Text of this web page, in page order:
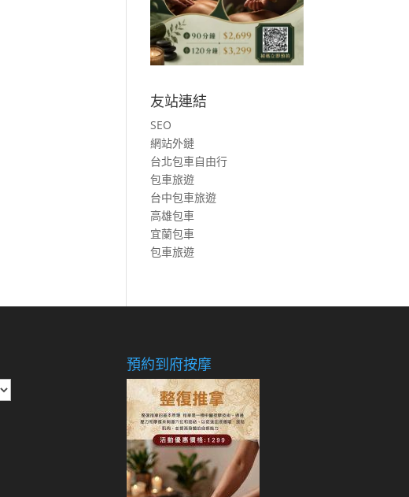
友站連結
SEO
網站外鏈
台北包車自由行
包車旅遊
台中包車旅遊
高雄包車
宜蘭包車
包車旅遊
預約到府按摩